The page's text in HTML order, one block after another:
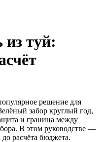
из туй:
решение для
забор круглый год,
и граница между
В этом руководстве —
расчёта бюджета.